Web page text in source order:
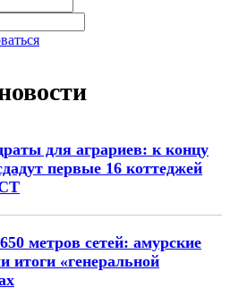
для аграриев: к концу
первые 16 коттеджей
метров сетей: амурские
итоги «генеральной